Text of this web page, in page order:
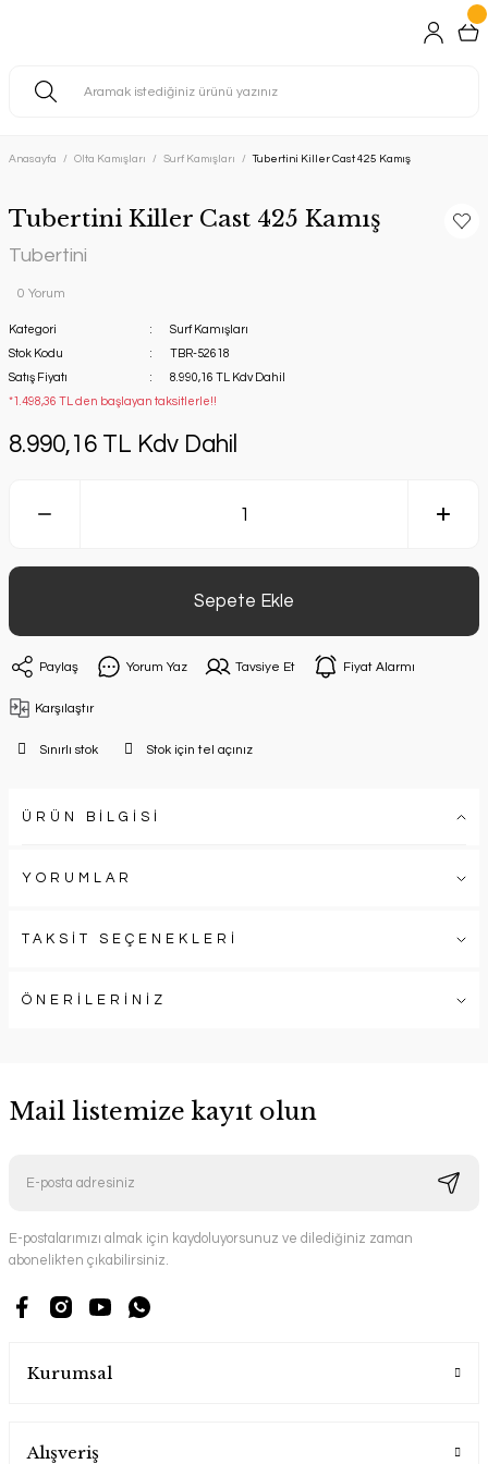
Anasayfa Olta Kamışları Surf Kamışları Tubertini Killer Cast 425 Kamış
Tubertini Killer Cast 425 Kamış
Tubertini
0 Yorum
Kategori
Surf Kamışları
Stok Kodu
TBR-52618
Satış Fiyatı
8.990,16 TL Kdv Dahil
*1.498,36 TL den başlayan taksitlerle!!
8.990,16 TL Kdv Dahil
Sepete Ekle
Paylaş Yorum Yaz Tavsiye Et Fiyat Alarmı
Karşılaştır
Sınırlı stok Stok için tel açınız
ÜRÜN BİLGİSİ
YORUMLAR
TAKSİT SEÇENEKLERİ
ÖNERİLERİNİZ
Mail listemize kayıt olun
E-postalarımızı almak için kaydoluyorsunuz ve dilediğiniz zaman
abonelikten çıkabilirsiniz.
Kurumsal
Alışveriş